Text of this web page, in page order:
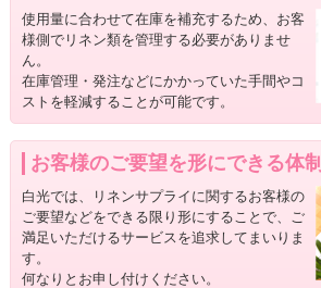
使用量に合わせて在庫を補充するため、お客
様側でリネン類を管理する必要がありませ
ん。
在庫管理・発注などにかかっていた手間やコ
ストを軽減することが可能です。
お客様のご要望を形にできる体制
白光では、リネンサプライに関するお客様の
ご要望などをできる限り形にすることで、ご
満足いただけるサービスを追求してまいりま
す。
何なりとお申し付けください。